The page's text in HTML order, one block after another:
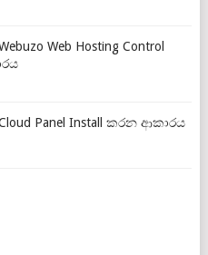
Web Hosting Control
Panel Install කරන ආකාරය